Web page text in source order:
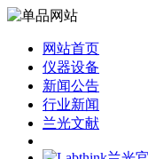
网站首页
仪器设备
新闻公告
行业新闻
兰光文献